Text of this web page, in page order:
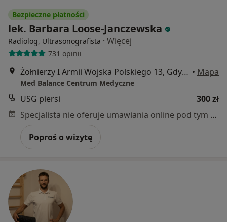
Bezpieczne płatności
lek. Barbara Loose-Janczewska
Radiolog, Ultrasonografista · Więcej
731 opinii
Żołnierzy I Armii Wojska Polskiego 13, Gdynia • Mapa
Med Balance Centrum Medyczne
USG piersi
300 zł
Specjalista nie oferuje umawiania online pod tym adresem.
Poproś o wizytę